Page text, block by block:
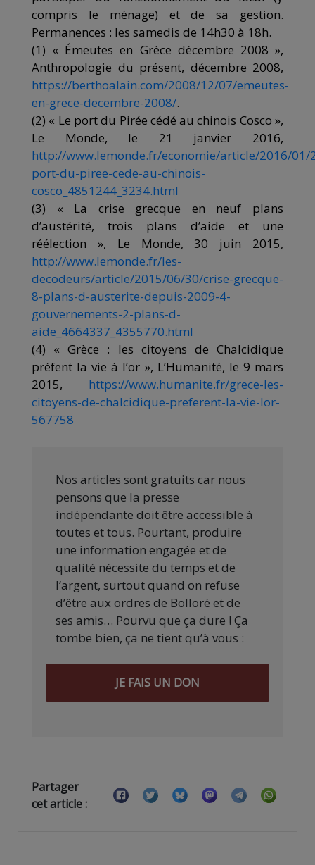
compris le ménage) et de sa gestion.
Permanences : les samedis de 14h30 à 18h.
(1) « Émeutes en Grèce décembre 2008 »,
Anthropologie du présent, décembre 2008,
https://berthoalain.com/2008/12/07/emeutes-
en-grece-decembre-2008/.
(2) « Le port du Pirée cédé au chinois Cosco »,
Le Monde, le 21 janvier 2016,
http://www.lemonde.fr/economie/article/2016/01/
port-du-piree-cede-au-chinois-
cosco_4851244_3234.html
(3) « La crise grecque en neuf plans
d’austérité, trois plans d’aide et une
réélection », Le Monde, 30 juin 2015,
http://www.lemonde.fr/les-
decodeurs/article/2015/06/30/crise-grecque-
8-plans-d-austerite-depuis-2009-4-
gouvernements-2-plans-d-
aide_4664337_4355770.html
(4) « Grèce : les citoyens de Chalcidique
préfent la vie à l’or », L’Humanité, le 9 mars
2015, https://www.humanite.fr/grece-les-
citoyens-de-chalcidique-preferent-la-vie-lor-
567758
Nos articles sont gratuits car nous
pensons que la presse
indépendante doit être accessible à
toutes et tous. Pourtant, produire
une information engagée et de
qualité nécessite du temps et de
l’argent, surtout quand on refuse
d’être aux ordres de Bolloré et de
ses amis… Pourvu que ça dure ! Ça
tombe bien, ça ne tient qu’à vous :
JE FAIS UN DON
Partager
cet article :